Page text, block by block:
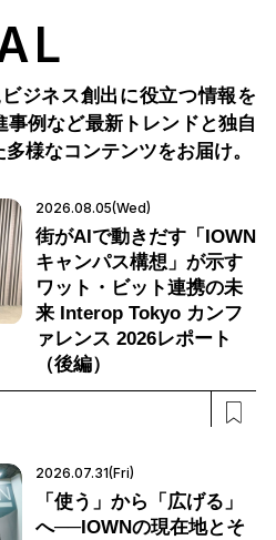
ジネス創出に役立つ情報を
例など最新トレンドと独自
様なコンテンツをお届け。
2026.08.05(Wed)
街がAIで動きだす「IOWN
キャンパス構想」が示す
ワット・ビット連携の未
来 Interop Tokyo カンフ
ァレンス 2026レポート
（後編）
2026.07.31(Fri)
「使う」から「広げる」
へ──IOWNの現在地とそ